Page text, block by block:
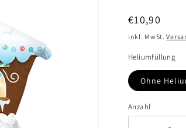
Normaler
Preis
€10,90
inkl. MwSt.
Heliumfüllung
Ohne
Anzahl